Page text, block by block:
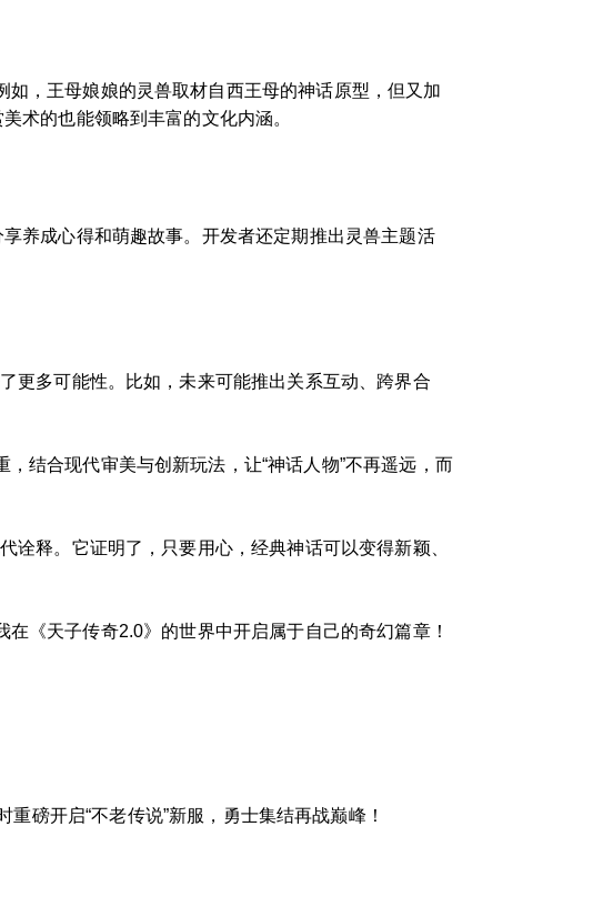
，王母娘娘的灵兽取材自西王母的神话原型，但又加
术的也能领略到丰富的文化内涵。
养成心得和萌趣故事。开发者还定期推出灵兽主题活
更多可能性。比如，未来可能推出关系互动、跨界合
结合现代审美与创新玩法，让“神话人物”不再遥远，而
释。它证明了，只要用心，经典神话可以变得新颖、
《天子传奇2.0》的世界中开启属于自己的奇幻篇章！
重磅开启“不老传说”新服，勇士集结再战巅峰！